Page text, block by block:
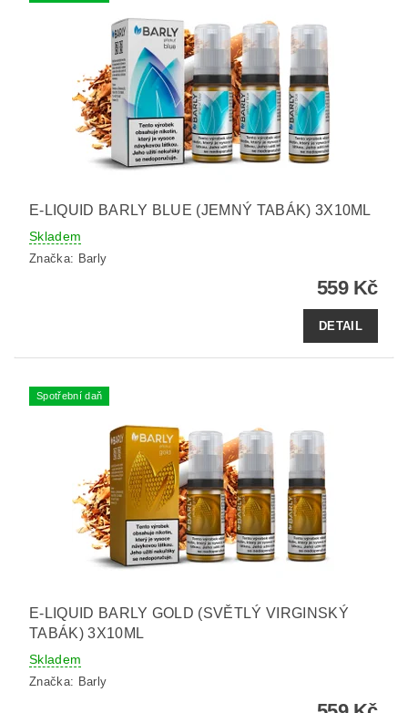
E-LIQUID BARLY BLUE (JEMNÝ TABÁK) 3X10ML
Skladem
Značka: Barly
559 Kč
DETAIL
Spotřební daň
E-LIQUID BARLY GOLD (SVĚTLÝ VIRGINSKÝ
TABÁK) 3X10ML
Skladem
Značka: Barly